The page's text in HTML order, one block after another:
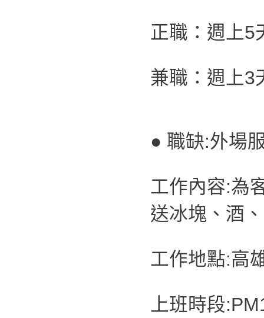
正職：週上5
兼職：週上3
● 職缺:外場
工作內容:為
送冰塊、酒
工作地點:高
上班時段